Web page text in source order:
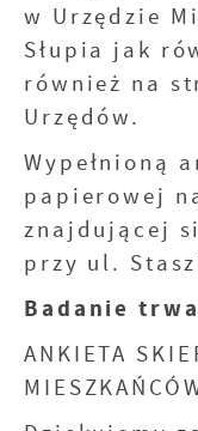
w Urzędzie
Słupia jak
również na
Urzędów.
Wypełnioną
papierowej
znajdującej
przy ul.
Badanie
ANKIETA